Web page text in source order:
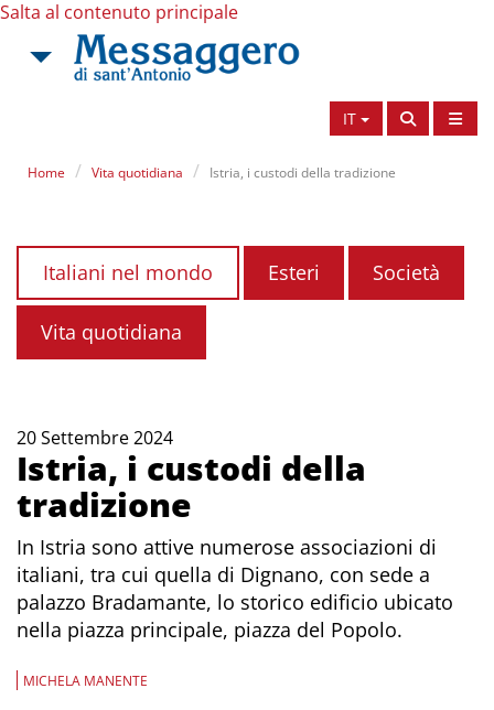
Salta al contenuto principale
IT
Home Vita quotidiana Istria, i custodi della tradizione
Italiani nel mondo Esteri Società
Vita quotidiana
20 Settembre 2024
Istria, i custodi della
tradizione
In Istria sono attive numerose associazioni di
italiani, tra cui quella di Dignano, con sede a
palazzo Bradamante, lo storico edificio ubicato
nella piazza principale, piazza del Popolo.
MICHELA MANENTE